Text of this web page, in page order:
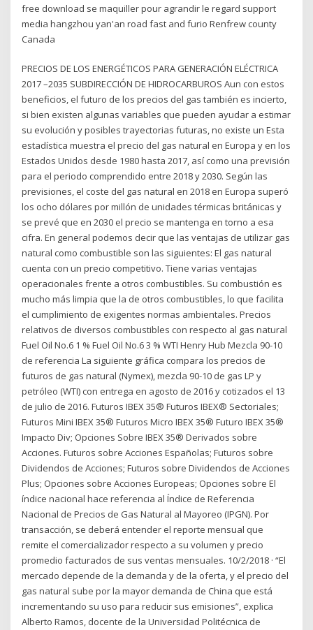
free download se maquiller pour agrandir le regard support
media hangzhou yan'an road fast and furio Renfrew county
Canada
PRECIOS DE LOS ENERGÉTICOS PARA GENERACIÓN ELÉCTRICA
2017 –2035 SUBDIRECCIÓN DE HIDROCARBUROS Aun con estos
beneficios, el futuro de los precios del gas también es incierto,
si bien existen algunas variables que pueden ayudar a estimar
su evolución y posibles trayectorias futuras, no existe un Esta
estadística muestra el precio del gas natural en Europa y en los
Estados Unidos desde 1980 hasta 2017, así como una previsión
para el periodo comprendido entre 2018 y 2030. Según las
previsiones, el coste del gas natural en 2018 en Europa superó
los ocho dólares por millón de unidades térmicas británicas y
se prevé que en 2030 el precio se mantenga en torno a esa
cifra. En general podemos decir que las ventajas de utilizar gas
natural como combustible son las siguientes: El gas natural
cuenta con un precio competitivo. Tiene varias ventajas
operacionales frente a otros combustibles. Su combustión es
mucho más limpia que la de otros combustibles, lo que facilita
el cumplimiento de exigentes normas ambientales. Precios
relativos de diversos combustibles con respecto al gas natural
Fuel Oil No.6 1 % Fuel Oil No.6 3 % WTI Henry Hub Mezcla 90-10
de referencia La siguiente gráfica compara los precios de
futuros de gas natural (Nymex), mezcla 90-10 de gas LP y
petróleo (WTI) con entrega en agosto de 2016 y cotizados el 13
de julio de 2016. Futuros IBEX 35® Futuros IBEX® Sectoriales;
Futuros Mini IBEX 35® Futuros Micro IBEX 35® Futuro IBEX 35®
Impacto Div; Opciones Sobre IBEX 35® Derivados sobre
Acciones. Futuros sobre Acciones Españolas; Futuros sobre
Dividendos de Acciones; Futuros sobre Dividendos de Acciones
Plus; Opciones sobre Acciones Europeas; Opciones sobre El
índice nacional hace referencia al Índice de Referencia
Nacional de Precios de Gas Natural al Mayoreo (IPGN). Por
transacción, se deberá entender el reporte mensual que
remite el comercializador respecto a su volumen y precio
promedio facturados de sus ventas mensuales. 10/2/2018 · “El
mercado depende de la demanda y de la oferta, y el precio del
gas natural sube por la mayor demanda de China que está
incrementando su uso para reducir sus emisiones”, explica
Alberto Ramos, docente de la Universidad Politécnica de